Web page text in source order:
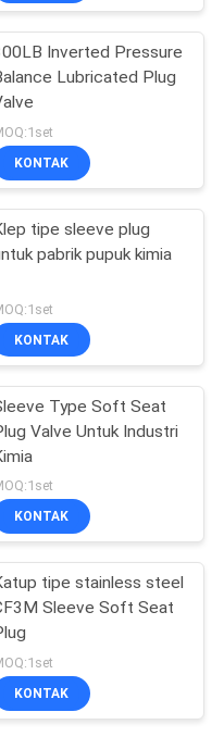
45
37
23
Inverted Pressure
Lubricated Plug
KONTAK
tipe sleeve plug
pabrik pupuk kimia
KONTAK
Type Soft Seat
Valve Untuk Industri
KONTAK
tipe stainless steel
Sleeve Soft Seat
KONTAK